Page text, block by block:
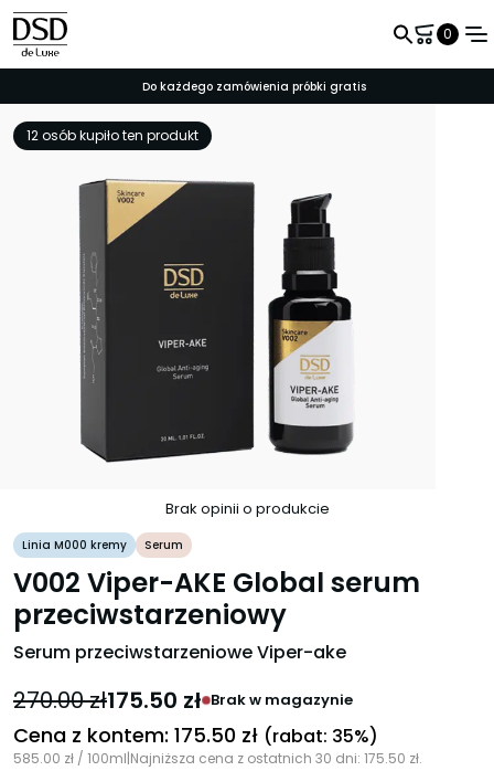
Do każdego zamówienia próbki gratis
0
Nazwa użytkownika
Hasło
Zapamiętaj mnie
12 osób kupiło ten produkt
Brak opinii o produkcie
Linia M000 kremy Serum
V002 Viper-AKE Global serum
przeciwstarzeniowy
Serum przeciwstarzeniowe Viper-ake
270.00zł175.50 zł Brak w magazynie
Cena z kontem: 175.50 zł (rabat: 35%)
585.00 zł / 100ml|Najniższa cena z ostatnich 30 dni: 175.50 zł.